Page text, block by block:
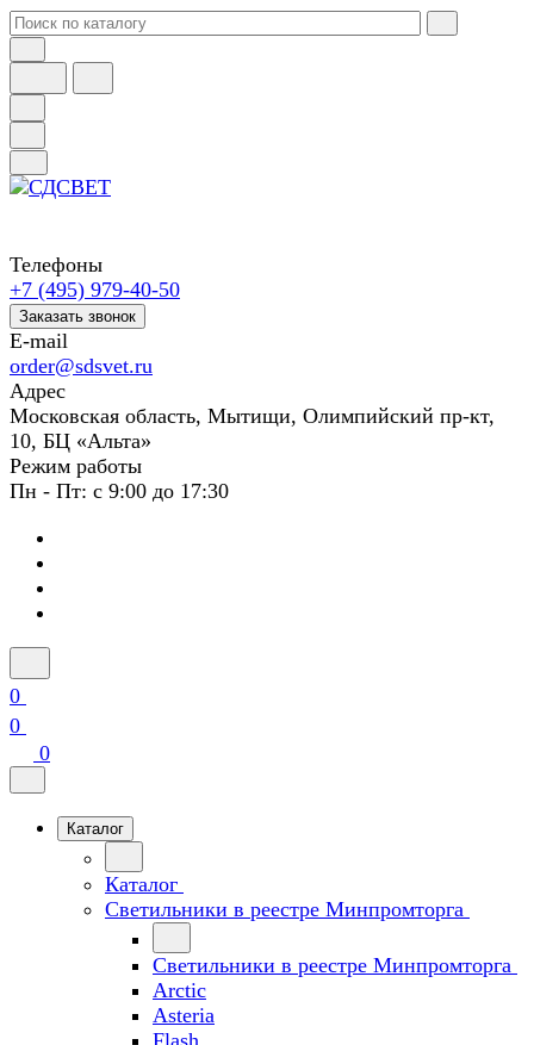
Телефоны
+7 (495) 979-40-50
Заказать звонок
E-mail
order@sdsvet.ru
Адрес
Московская область, Мытищи, Олимпийский пр-кт,
10, БЦ «Альта»
Режим работы
Пн - Пт: с 9:00 до 17:30
0
0
0
Каталог
Каталог
Светильники в реестре Минпромторга
Светильники в реестре Минпромторга
Arctic
Asteria
Flash